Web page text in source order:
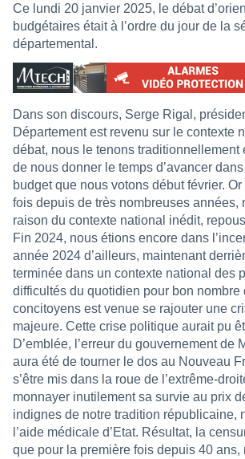
Ce lundi 20 janvier 2025, le débat
budgétaires était à l’ordre du jour de la
départemental.
Dans son discours, Serge Rigal,
Département est revenu sur le contexte
débat, nous le tenons traditionnellement
de nous donner le temps d’avancer
budget que nous votons début février.
fois depuis de très nombreuses années,
raison du contexte national inédit,
Fin 2024, nous étions encore dans
année 2024 d’ailleurs, maintenant
terminée dans un contexte national des
difficultés du quotidien pour bon nombre
concitoyens est venue se rajouter une
majeure. Cette crise politique aurait pu
D’emblée, l’erreur du gouvernement de
aura été de tourner le dos au Nouveau
s’être mis dans la roue de l’extrême-
monnayer inutilement sa survie au prix
indignes de notre tradition républicaine,
l’aide médicale d’Etat. Résultat, la
que pour la première fois depuis 40 ans,